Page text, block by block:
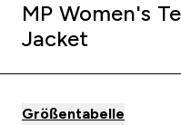
MP Women's
Jacket
Größentabelle